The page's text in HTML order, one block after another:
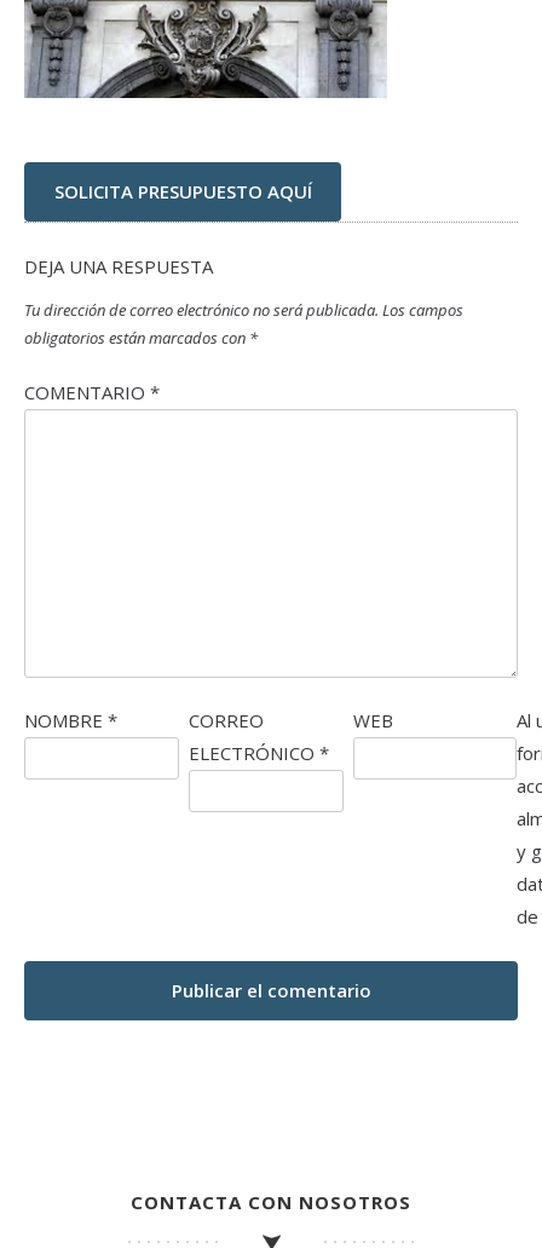
SOLICITA PRESUPUESTO AQUÍ
DEJA UNA RESPUESTA
Tu dirección de correo electrónico no será publicada. Los campos
obligatorios están marcados con *
COMENTARIO *
NOMBRE *
CORREO
ELECTRÓNICO *
WEB
Al
y
CONTACTA CON NOSOTROS